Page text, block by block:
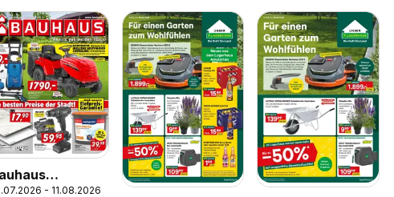
Wels,
- 11.08.2026